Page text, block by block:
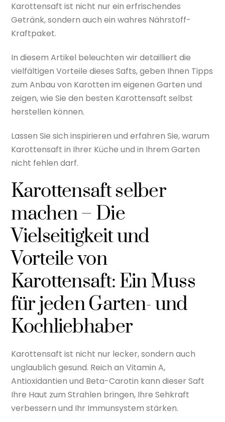
Karottensaft ist nicht nur ein erfrischendes
Getränk, sondern auch ein wahres Nährstoff-
Kraftpaket.
In diesem Artikel beleuchten wir detailliert die
vielfältigen Vorteile dieses Safts, geben Ihnen Tipps
zum Anbau von Karotten im eigenen Garten und
zeigen, wie Sie den besten Karottensaft selbst
herstellen können.
Lassen Sie sich inspirieren und erfahren Sie, warum
Karottensaft in Ihrer Küche und in Ihrem Garten
nicht fehlen darf.
Karottensaft selber
machen – Die
Vielseitigkeit und
Vorteile von
Karottensaft: Ein Muss
für jeden Garten- und
Kochliebhaber
Karottensaft ist nicht nur lecker, sondern auch
unglaublich gesund. Reich an Vitamin A,
Antioxidantien und Beta-Carotin kann dieser Saft
Ihre Haut zum Strahlen bringen, Ihre Sehkraft
verbessern und Ihr Immunsystem stärken.